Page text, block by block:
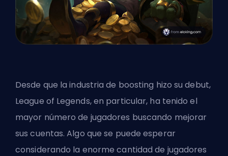
Desde que laindustria de boosting hizo su debut,
League of Legends, en particular, ha tenido el
mayor número de jugadores buscando mejorar
sus cuentas. Algo que se puede esperar
considerando la enorme cantidad de jugadores